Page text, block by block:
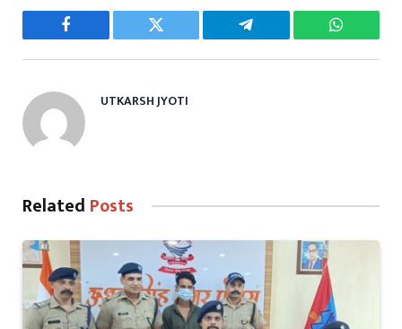
Facebook Twitter Telegram
UTKARSH JYOTI
Related Posts